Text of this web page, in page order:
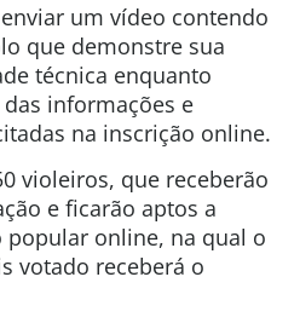
um vídeo contendo
que demonstre sua
técnica enquanto
informações e
na inscrição online.
violeiros, que receberão
e ficarão aptos a
popular online, na qual o
votado receberá o